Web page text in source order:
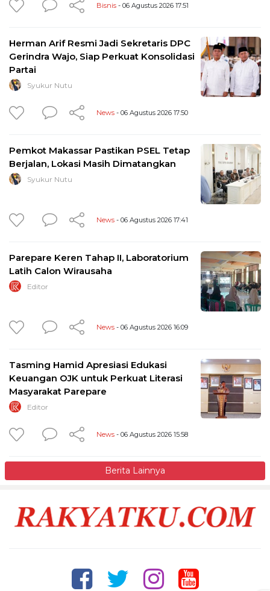
Bisnis - 06 Agustus 2026 17:51
Herman Arif Resmi Jadi Sekretaris DPC
Gerindra Wajo, Siap Perkuat Konsolidasi
Partai
Syukur Nutu
News - 06 Agustus 2026 17:50
Pemkot Makassar Pastikan PSEL Tetap
Berjalan, Lokasi Masih Dimatangkan
Syukur Nutu
News - 06 Agustus 2026 17:41
Parepare Keren Tahap II, Laboratorium
Latih Calon Wirausaha
Editor
News - 06 Agustus 2026 16:09
Tasming Hamid Apresiasi Edukasi
Keuangan OJK untuk Perkuat Literasi
Masyarakat Parepare
Editor
News - 06 Agustus 2026 15:58
Berita Lainnya